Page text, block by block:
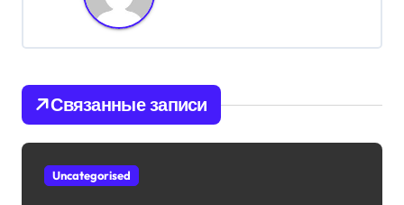
и
я
п
о
Связанные записи
Uncategorised